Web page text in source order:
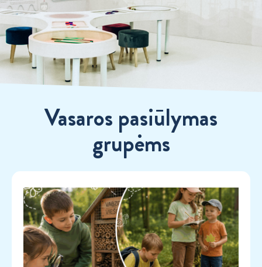
Vasaros pasiūlymas
grupėms